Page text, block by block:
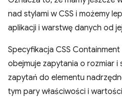
nad stylami w CSS i możemy
aplikacji i warstwę danych od
Specyfikacja CSS
obejmuje zapytania o rozmiar i
zapytań do elementu
tym pary właściwości i